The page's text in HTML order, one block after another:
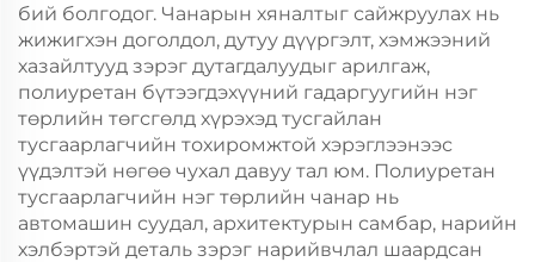
бий болгодог. Чанарын хяналтыг сайжруулах нь
жижигхэн доголдол, дутуу дүүргэлт, хэмжээний
хазайлтууд зэрэг дутагдалуудыг арилгаж,
полиуретан бүтээгдэхүүний гадаргуугийн нэг
төрлийн төгсгөлд хүрэхэд тусгайлан
тусгаарлагчийн тохиромжтой хэрэглээнээс
үүдэлтэй нөгөө чухал давуу тал юм. Полиуретан
тусгаарлагчийн нэг төрлийн чанар нь
автомашин суудал, архитектурын самбар, нарийн
хэлбэртэй деталь зэрэг нарийвчлал шаардсан